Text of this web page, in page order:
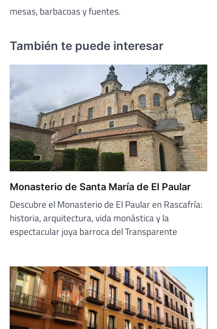
mesas, barbacoas y fuentes.
También te puede interesar
Monasterio de Santa María de El Paular
Descubre el Monasterio de El Paular en Rascafría:
historia, arquitectura, vida monástica y la
espectacular joya barroca del Transparente